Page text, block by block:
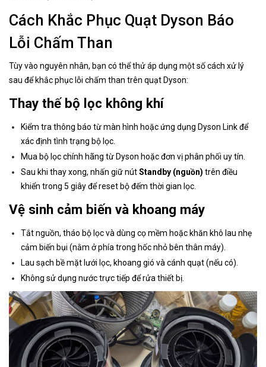
Cách Khắc Phục Quạt Dyson Báo
Lỗi Chấm Than
Tùy vào nguyên nhân, bạn có thể thử áp dụng một số cách xử lý
sau để khắc phục lỗi chấm than trên quạt Dyson:
Thay thế bộ lọc không khí
Kiểm tra thông báo từ màn hình hoặc ứng dụng Dyson Link để
xác định tình trạng bộ lọc.
Mua bộ lọc chính hãng từ Dyson hoặc đơn vị phân phối uy tín.
Sau khi thay xong, nhấn giữ nútStandby (nguồn) trên điều
khiển trong 5 giây để reset bộ đếm thời gian lọc.
Vệ sinh cảm biến và khoang máy
Tắt nguồn, tháo bộ lọc và dùng cọ mềm hoặc khăn khô lau nhẹ
cảm biến bụi (nằm ở phía trong hốc nhỏ bên thân máy).
Lau sạch bề mặt lưới lọc, khoang gió và cánh quạt (nếu có).
Không sử dụng nước trực tiếp để rửa thiết bị.